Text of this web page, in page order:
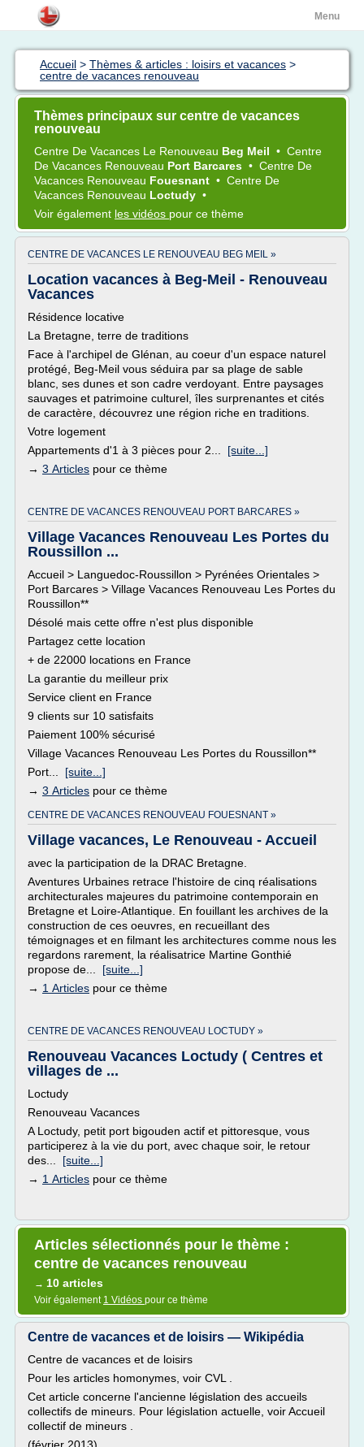
Menu
Accueil > Thèmes & articles : loisirs et vacances >
centre de vacances renouveau
Thèmes principaux sur centre de vacances
renouveau
Centre De Vacances Le Renouveau Beg Meil • Centre
De Vacances Renouveau Port Barcares • Centre De
Vacances Renouveau Fouesnant • Centre De
Vacances Renouveau Loctudy •
Voir également les vidéos pour ce thème
CENTRE DE VACANCES LE RENOUVEAU BEG MEIL »
Location vacances à Beg-Meil - Renouveau
Vacances
Résidence locative
La Bretagne, terre de traditions
Face à l'archipel de Glénan, au coeur d'un espace naturel
protégé, Beg-Meil vous séduira par sa plage de sable
blanc, ses dunes et son cadre verdoyant. Entre paysages
sauvages et patrimoine culturel, îles surprenantes et cités
de caractère, découvrez une région riche en traditions.
Votre logement
Appartements d'1 à 3 pièces pour 2... [suite...]
→ 3 Articles pour ce thème
CENTRE DE VACANCES RENOUVEAU PORT BARCARES »
Village Vacances Renouveau Les Portes du
Roussillon ...
Accueil > Languedoc-Roussillon > Pyrénées Orientales >
Port Barcares > Village Vacances Renouveau Les Portes du
Roussillon**
Désolé mais cette offre n'est plus disponible
Partagez cette location
+ de 22000 locations en France
La garantie du meilleur prix
Service client en France
9 clients sur 10 satisfaits
Paiement 100% sécurisé
Village Vacances Renouveau Les Portes du Roussillon**
Port... [suite...]
→ 3 Articles pour ce thème
CENTRE DE VACANCES RENOUVEAU FOUESNANT »
Village vacances, Le Renouveau - Accueil
avec la participation de la DRAC Bretagne.
Aventures Urbaines retrace l'histoire de cinq réalisations
architecturales majeures du patrimoine contemporain en
Bretagne et Loire-Atlantique. En fouillant les archives de la
construction de ces oeuvres, en recueillant des
témoignages et en filmant les architectures comme nous les
regardons rarement, la réalisatrice Martine Gonthié
propose de... [suite...]
→ 1 Articles pour ce thème
CENTRE DE VACANCES RENOUVEAU LOCTUDY »
Renouveau Vacances Loctudy ( Centres et
villages de ...
Loctudy
Renouveau Vacances
A Loctudy, petit port bigouden actif et pittoresque, vous
participerez à la vie du port, avec chaque soir, le retour
des... [suite...]
→ 1 Articles pour ce thème
Articles sélectionnés pour le thème :
centre de vacances renouveau
→ 10 articles
Voir également 1 Vidéos pour ce thème
Centre de vacances et de loisirs — Wikipédia
Centre de vacances et de loisirs
Pour les articles homonymes, voir CVL .
Cet article concerne l'ancienne législation des accueils
collectifs de mineurs. Pour législation actuelle, voir Accueil
collectif de mineurs .